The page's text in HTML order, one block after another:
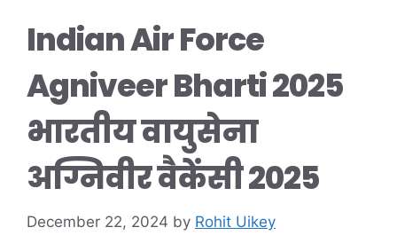
Indian Air Force
Agniveer Bharti 2025
भारतीय वायुसेना
अग्निवीर वैकेंसी 2025
December 22, 2024 by Rohit Uikey